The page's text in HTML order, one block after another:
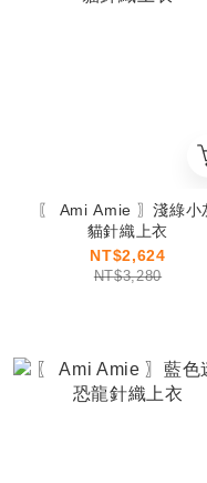
〖 Ami Amie 〗淺綠小
貓針織上衣
NT$2,624
NT$3,280